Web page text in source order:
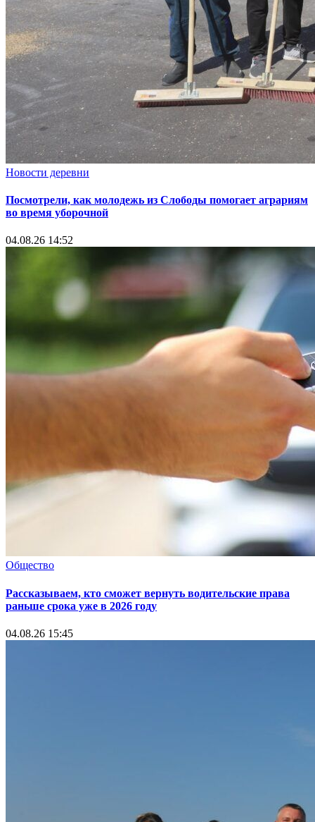
Новости деревни
Посмотрели, как молодежь из Слободы помогает аграриям
во время уборочной
04.08.26 14:52
Общество
Рассказываем, кто сможет вернуть водительские права
раньше срока уже в 2026 году
04.08.26 15:45